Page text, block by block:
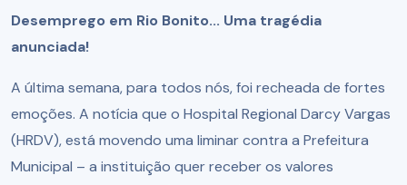
Desemprego em Rio Bonito... Uma tragédia
anunciada!
A última semana, para todos nós, foi recheada de fortes
emoções. A notícia que o Hospital Regional Darcy Vargas
(HRDV), está movendo uma liminar contra a Prefeitura
Municipal – a instituição quer receber os valores